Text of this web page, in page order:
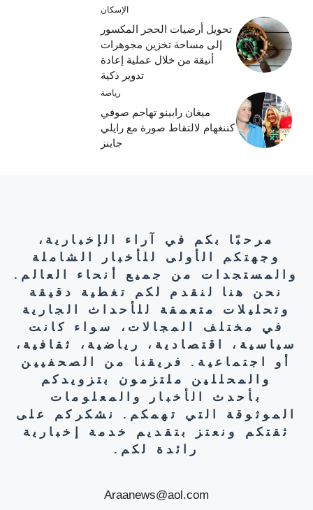
الإسكان
تحويل أرضيات الحجر المكسور
إلى مساحة تخزين مجوهرات
أنيقة من خلال عملية إعادة
تدوير ذكية
رياضة
ميغان رابينو تهاجم صوفي
كننغهام لالتقاط صورة مع رايلي
جاينز
مرحبًا بكم في آراء الإخبارية،
وجهتكم الأولى للأخبار الشاملة
والمستجدات من جميع أنحاء العالم.
نحن هنا لنقدم لكم تغطية دقيقة
وتحليلات متعمقة للأحداث الجارية
في مختلف المجالات، سواء كانت
سياسية، اقتصادية، رياضية، ثقافية،
أو اجتماعية. فريقنا من الصحفيين
والمحللين ملتزمون بتزويدكم
بأحدث الأخبار والمعلومات
الموثوقة التي تهمكم. نشكركم على
ثقتكم ونعتز بتقديم خدمة إخبارية
رائدة لكم.
Araanews@aol.com